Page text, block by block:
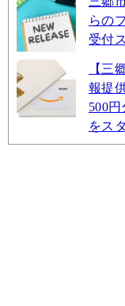
らの
受付
【三
報提
500
をス